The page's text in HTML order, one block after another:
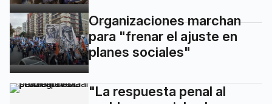
Organizaciones marchan
para "frenar el ajuste en
planes sociales"
"La respuesta penal al